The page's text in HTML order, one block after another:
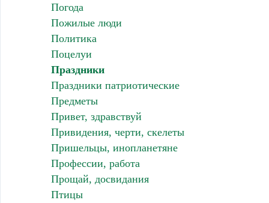
Погода
Пожилые люди
Политика
Поцелуи
Праздники
Праздники патриотические
Предметы
Привет, здравствуй
Привидения, черти, скелеты
Пришельцы, инопланетяне
Профессии, работа
Прощай, досвидания
Птицы